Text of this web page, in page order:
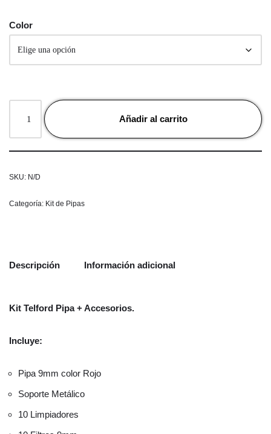
Color
Añadir al carrito
SKU: N/D
Categoría: Kit de Pipas
Descripción Información adicional
Kit Telford Pipa + Accesorios.
Incluye:
Pipa 9mm color Rojo
Soporte Metálico
10 Limpiadores